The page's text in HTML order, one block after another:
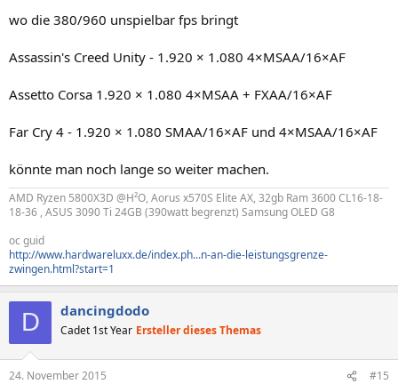
wo die 380/960 unspielbar fps bringt
Assassin's Creed Unity - 1.920 × 1.080 4×MSAA/16×AF
Assetto Corsa 1.920 × 1.080 4×MSAA + FXAA/16×AF
Far Cry 4 - 1.920 × 1.080 SMAA/16×AF und 4×MSAA/16×AF
könnte man noch lange so weiter machen.
AMD Ryzen 5800X3D @H²O, Aorus x570S Elite AX, 32gb Ram 3600 CL16-18-
18-36 , ASUS 3090 Ti 24GB (390watt begrenzt) Samsung OLED G8
oc guid
http://www.hardwareluxx.de/index.ph...n-an-die-leistungsgrenze-
zwingen.html?start=1
D dancingdodo
Cadet 1st Year Ersteller dieses Themas
24. November 2015 #15